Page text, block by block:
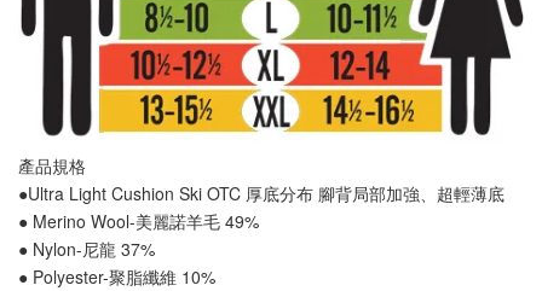
產品規格
●Ultra Light Cushion Ski OTC 厚底分布 腳背局部加強、 超輕薄底
● Merino Wool-美麗諾羊毛 49%
● Nylon-尼龍 37%
● Polyester-聚脂纖維 10%